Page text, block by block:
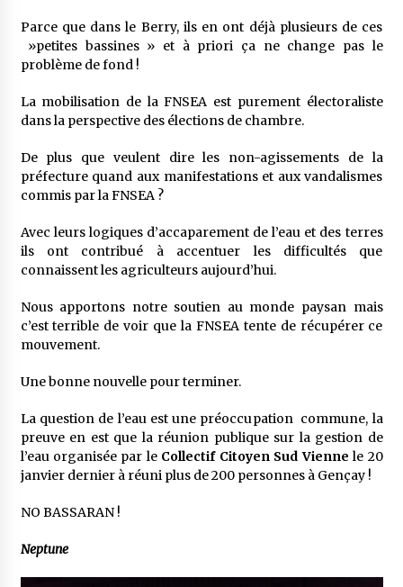
Parce que dans le Berry, ils en ont déjà plusieurs de ces
»petites bassines » et à priori ça ne change pas le
problème de fond !
La mobilisation de la FNSEA est purement électoraliste
dans la perspective des élections de chambre.
De plus que veulent dire les non-agissements de la
préfecture quand aux manifestations et aux vandalismes
commis par la FNSEA ?
Avec leurs logiques d’accaparement de l’eau et des terres
ils ont contribué à accentuer les difficultés que
connaissent les agriculteurs aujourd’hui.
Nous apportons notre soutien au monde paysan mais
c’est terrible de voir que la FNSEA tente de récupérer ce
mouvement.
Une bonne nouvelle pour terminer.
La question de l’eau est une préoccupation commune, la
preuve en est que la réunion publique sur la gestion de
l’eau organisée par le Collectif Citoyen Sud Vienne le 20
janvier dernier à réuni plus de 200 personnes à Gençay !
NO BASSARAN !
Neptune